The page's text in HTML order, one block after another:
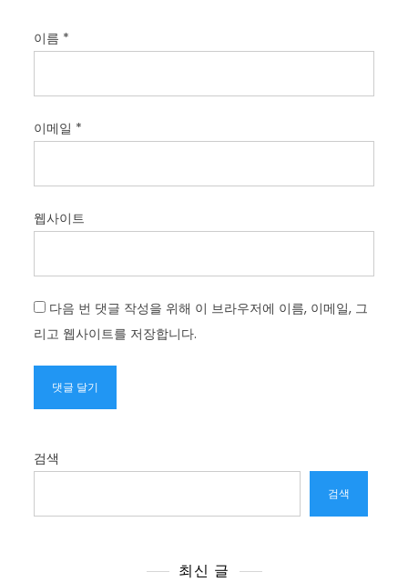
이름 *
이메일 *
웹사이트
다음 번 댓글 작성을 위해 이 브라우저에 이름, 이메일, 그
리고 웹사이트를 저장합니다.
검색
검색
최신 글